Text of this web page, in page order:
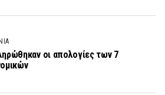
οι απολογίες των 7